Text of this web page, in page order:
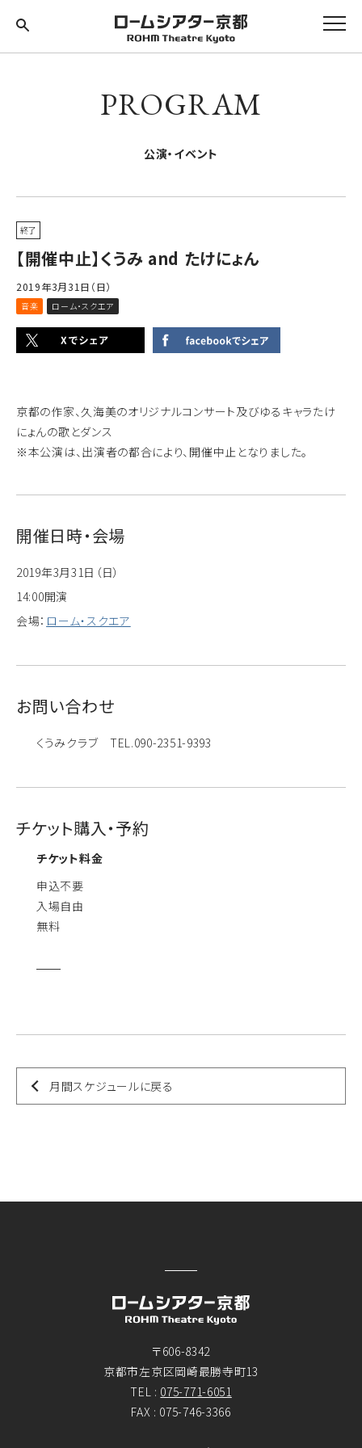
PROGRAM
公演・イベント
終了
【開催中止】くうみ and たけにょん
2019年3月31日（日）
音楽 ローム・スクエア
京都の作家、久海美のオリジナルコンサート及びゆるキャラたけ
にょんの歌とダンス
※本公演は、出演者の都合により、開催中止となりました。
開催日時・会場
2019年3月31日（日）
14:00開演
会場： ローム・スクエア
お問い合わせ
くうみクラブ TEL.090-2351-9393
チケット購入・予約
チケット料金
申込不要
入場自由
無料
月間スケジュールに戻る
〒606-8342
京都市左京区岡崎最勝寺町13
TEL : 075-771-6051
FAX : 075-746-3366